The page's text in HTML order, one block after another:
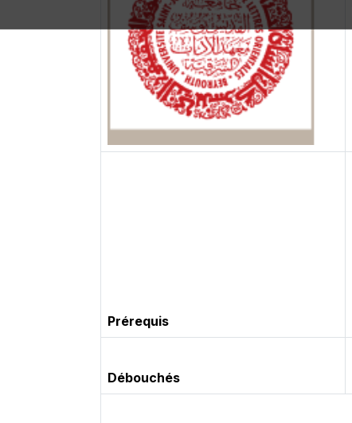
Prérequis
Débouchés